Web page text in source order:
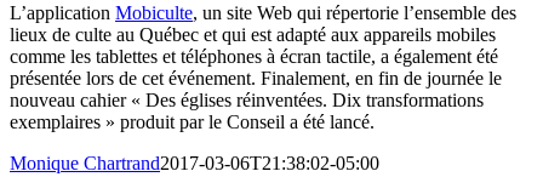
L’application Mobiculte, un site Web qui répertorie l’ensemble des
lieux de culte au Québec et qui est adapté aux appareils mobiles
comme les tablettes et téléphones à écran tactile, a également été
présentée lors de cet événement. Finalement, en fin de journée le
nouveau cahier « Des églises réinventées. Dix transformations
exemplaires » produit par le Conseil a été lancé.
Monique Chartrand2017-03-06T21:38:02-05:00